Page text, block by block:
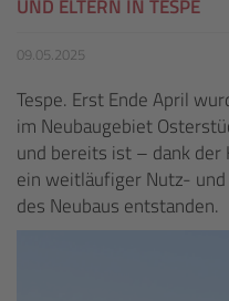
UND ELTERN IN TESPE
09.05.2025
Tespe. Erst Ende April
im Neubaugebiet
und bereits ist – dank
ein weitläufiger Nutz-
des Neubaus entstanden.